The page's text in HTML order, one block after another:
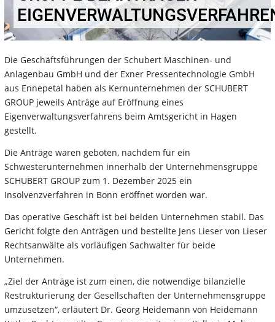
Die Geschäftsführungen der Schubert Maschinen- und
Anlagenbau GmbH und der Exner Pressentechnologie GmbH
aus Ennepetal haben als Kernunternehmen der SCHUBERT
GROUP jeweils Anträge auf Eröffnung eines
Eigenverwaltungsverfahrens beim Amtsgericht in Hagen
gestellt.
Die Anträge waren geboten, nachdem für ein
Schwesterunternehmen innerhalb der Unternehmensgruppe
SCHUBERT GROUP zum 1. Dezember 2025 ein
Insolvenzverfahren in Bonn eröffnet worden war.
Das operative Geschäft ist bei beiden Unternehmen stabil. Das
Gericht folgte den Anträgen und bestellte Jens Lieser von Lieser
Rechtsanwälte als vorläufigen Sachwalter für beide
Unternehmen.
„Ziel der Anträge ist zum einen, die notwendige bilanzielle
Restrukturierung der Gesellschaften der Unternehmensgruppe
umzusetzen“, erläutert Dr. Georg Heidemann von Heidemann